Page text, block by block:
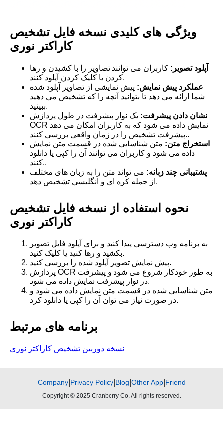
ویژگی های کلیدی نسخه فایل تشخیص
کاراکتر نوری
آپلود تصویر: کاربران می توانند تصاویر را با کشیدن و رها
کردن یا کلیک کردن آپلود کنند.
عملکرد پیش نمایش: پیش نمایشی از تصاویر آپلود شده
شما ارائه می دهد تا بتوانید آنچه را که تشخیص می دهید
ببینید.
نشان دادن پیشرفت: یک نوار پیشرفت در طول پردازش
OCR نمایش داده می شود که به کاربران امکان می دهد
پیشرفت تشخیص را در زمان واقعی بررسی کنند..
استخراج متن: متن شناسایی شده در قسمت متن نمایش
داده می شود و کاربران می توانند آن را کپی یا دانلود
کنند..
پشتیبانی چند زبانه: می تواند متن را به زبان های مختلف
از جمله کره ای و انگلیسی تشخیص دهد.
نحوه استفاده از نسخه فایل تشخیص
کاراکتر نوری
به برنامه وب دسترسی پیدا کنید و برای آپلود فایل تصویر
بکشید و رها کنید یا کلیک کنید.
پیش نمایش تصویر آپلود شده را بررسی کنید.
پردازش OCR به طور خودکار شروع می شود و پیشرفت
در نوار پیشرفت نمایش داده می شود.
متن شناسایی شده در قسمت متن نمایش داده می شود و
در صورت نیاز می توان آن را کپی یا دانلود کرد.
برنامه های مرتبط
نسخه دوربین تشخیص کاراکتر نوری
Company| Privacy Policy| Blog Other App| Friend
Copyright © 2025 Cranberry Co. All rights reserved.